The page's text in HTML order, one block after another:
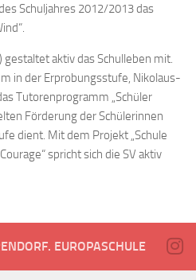
Schuljahres 2012/2013 das
aktiv das Schulleben mit.
in der Erprobungsstufe, Nikolaus-
Tutorenprogramm „Schüler
Förderung der Schülerinnen
dient. Mit dem Projekt „Schule
spricht sich die SV aktiv
EUROPASCHULE